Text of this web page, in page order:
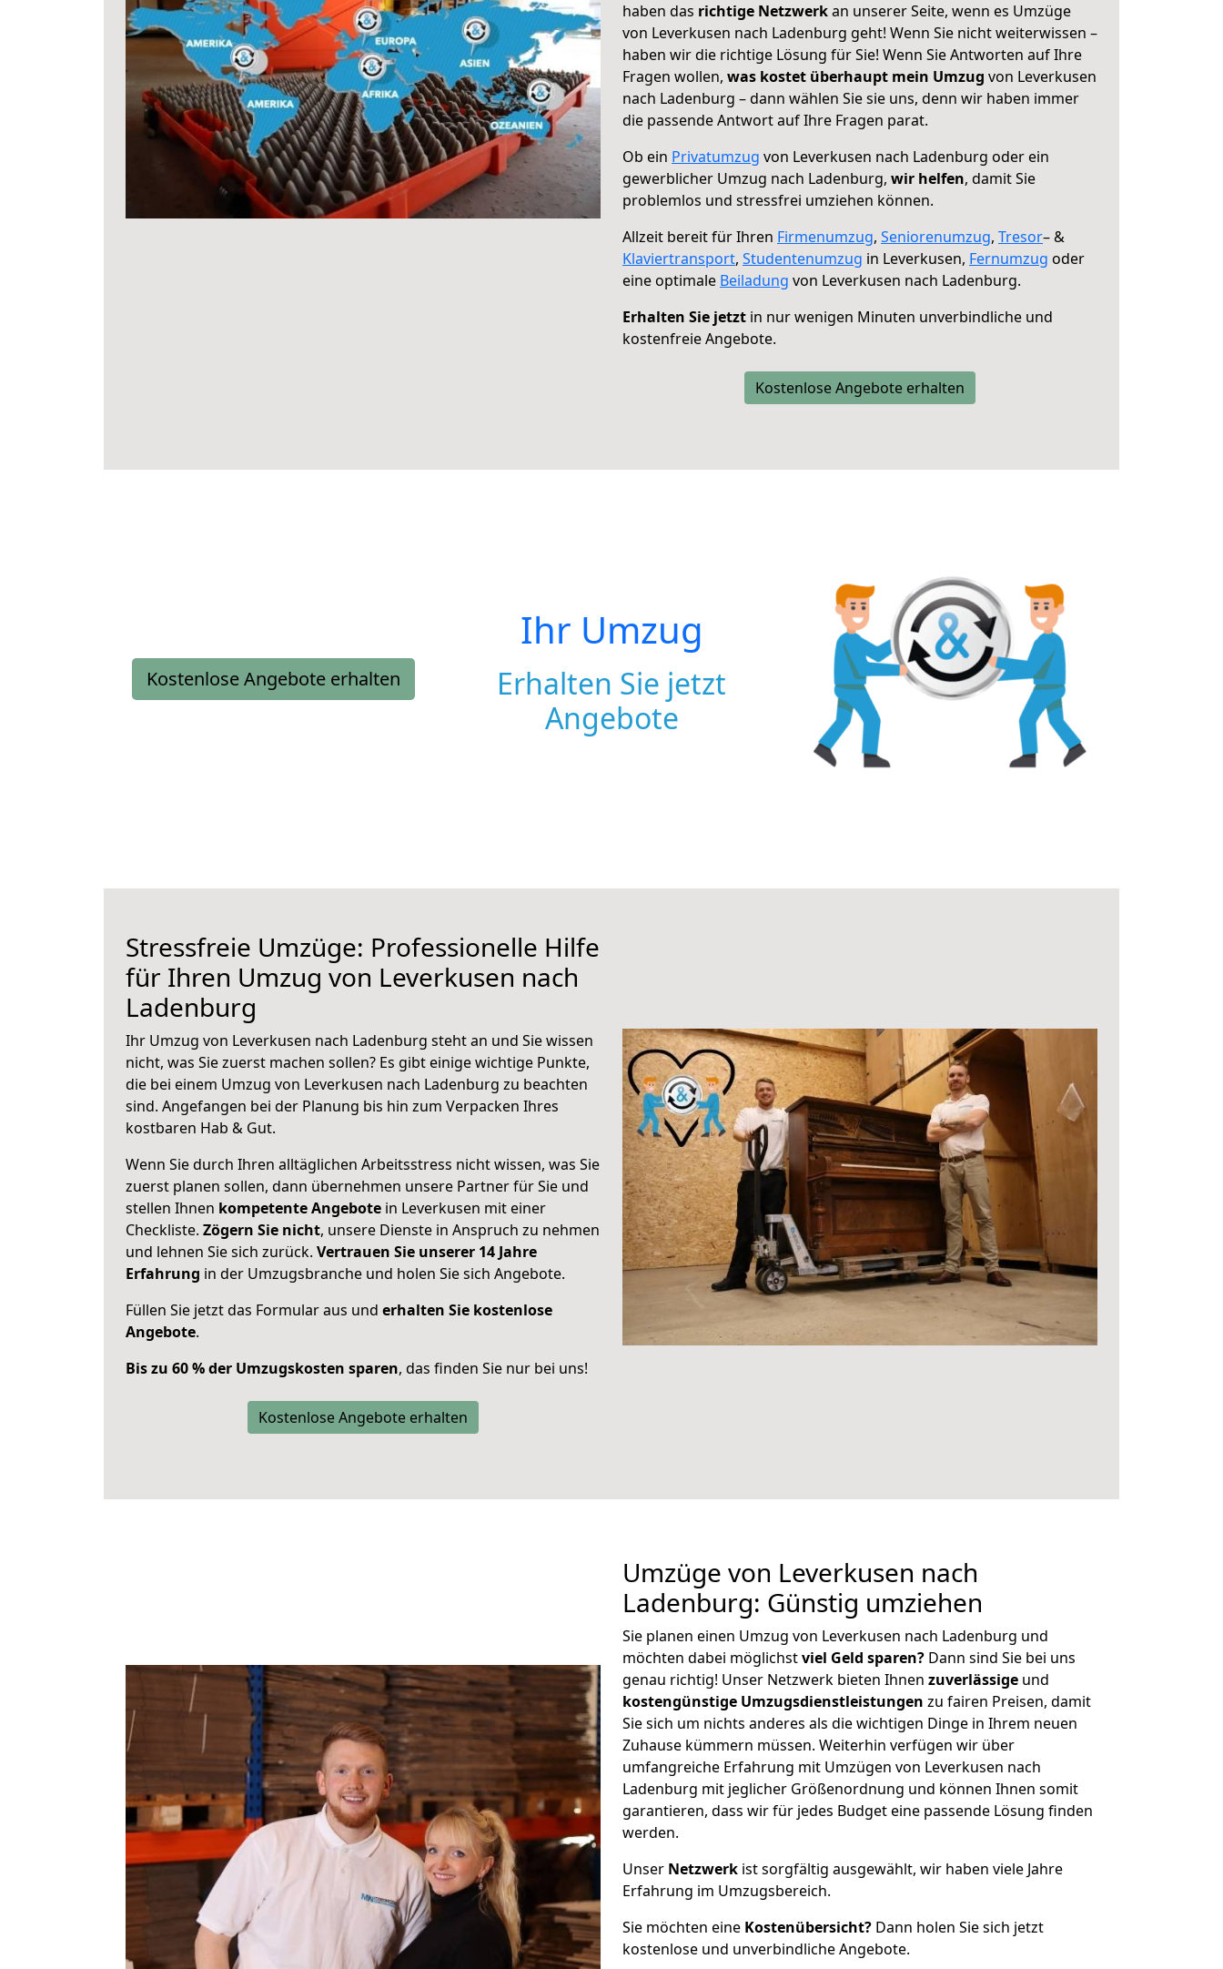
haben das richtige Netzwerkan unserer Seite, wenn es Umzüge
von Leverkusen nach Ladenburg geht! Wenn Sie nicht weiterwissen –
haben wir die richtige Lösung für Sie! Wenn Sie Antworten auf Ihre
Fragen wollen, was kostet überhaupt mein Umzug von Leverkusen
nach Ladenburg – dann wählen Sie sie uns, denn wir haben immer
die passende Antwort auf Ihre Fragen parat.
Ob ein Privatumzug von Leverkusen nach Ladenburg oder ein
gewerblicher Umzug nach Ladenburg, wir helfen, damit Sie
problemlos und stressfrei umziehen können.
Allzeit bereit für Ihren Firmenumzug, Seniorenumzug, Tresor– &
Klaviertransport, Studentenumzug in Leverkusen, Fernumzug oder
eine optimale Beiladung von Leverkusen nach Ladenburg.
Erhalten Sie jetzt in nur wenigen Minuten unverbindliche und
kostenfreie Angebote.
Kostenlose Angebote erhalten
Kostenlose Angebote erhalten
Ihr Umzug
Erhalten Sie jetzt
Angebote
Stressfreie Umzüge: Professionelle Hilfe
für Ihren Umzug von Leverkusen nach
Ladenburg
Ihr Umzug von Leverkusen nach Ladenburg steht an und Sie wissen
nicht, was Sie zuerst machen sollen? Es gibt einige wichtige Punkte,
die bei einem Umzug von Leverkusen nach Ladenburg zu beachten
sind. Angefangen bei der Planung bis hin zum Verpacken Ihres
kostbaren Hab & Gut.
Wenn Sie durch Ihren alltäglichen Arbeitsstress nicht wissen, was Sie
zuerst planen sollen, dann übernehmen unsere Partner für Sie und
stellen Ihnen kompetente Angebote in Leverkusen mit einer
Checkliste. Zögern Sie nicht, unsere Dienste in Anspruch zu nehmen
und lehnen Sie sich zurück. Vertrauen Sie unserer 14 Jahre
Erfahrung in der Umzugsbranche und holen Sie sich Angebote.
Füllen Sie jetzt das Formular aus und erhalten Sie kostenlose
Angebote.
Bis zu 60 % der Umzugskosten sparen, das finden Sie nur bei uns!
Kostenlose Angebote erhalten
Umzüge von Leverkusen nach
Ladenburg: Günstig umziehen
Sie planen einen Umzug von Leverkusen nach Ladenburg und
möchten dabei möglichstviel Geld sparen? Dann sind Sie bei uns
genau richtig! Unser Netzwerk bieten Ihnen zuverlässige und
kostengünstige Umzugsdienstleistungen zu fairen Preisen, damit
Sie sich um nichts anderes als die wichtigen Dinge in Ihrem neuen
Zuhause kümmern müssen. Weiterhin verfügen wir über
umfangreiche Erfahrung mit Umzügen von Leverkusen nach
Ladenburg mit jeglicher Größenordnung und können Ihnen somit
garantieren, dass wir für jedes Budget eine passende Lösung finden
werden.
Unser Netzwerk ist sorgfältig ausgewählt, wir haben viele Jahre
Erfahrung im Umzugsbereich.
Sie möchten eine Kostenübersicht? Dann holen Sie sich jetzt
kostenlose und unverbindliche Angebote.